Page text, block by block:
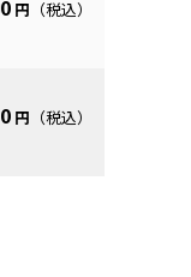
円 （税込）
円 （税込）